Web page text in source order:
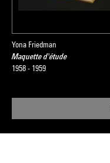
Yona Friedman
Maquette d'étude
1958 - 1959